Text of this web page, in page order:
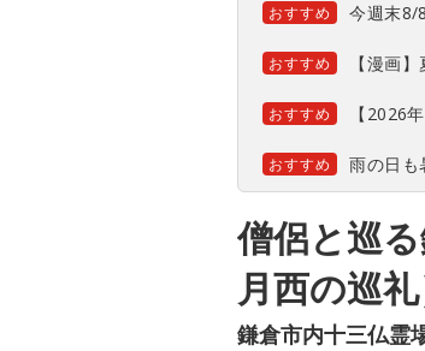
おすすめ 今週末8/
おすすめ 【漫画
おすすめ 【2026
おすすめ 雨の日も
僧侶と巡
月西の巡
鎌倉市内十三仏霊